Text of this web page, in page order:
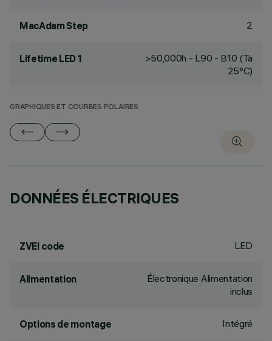
MacAdam Step 2
Lifetime LED 1
>50,000h - L90 - B10 (Ta
25°C)
GRAPHIQUES ET COURBES POLAIRES
DONNÉES ÉLECTRIQUES
ZVEI code LED
Alimentation
Électronique Alimentation
inclus
Options de montage Intégré